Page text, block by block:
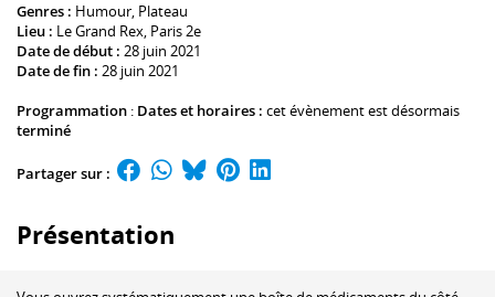
Genres : Humour, Plateau
Lieu : Le Grand Rex, Paris 2e
Date de début : 28 juin 2021
Date de fin : 28 juin 2021
Programmation : Dates et horaires : cet évènement est désormais
terminé
Partager sur :
Présentation